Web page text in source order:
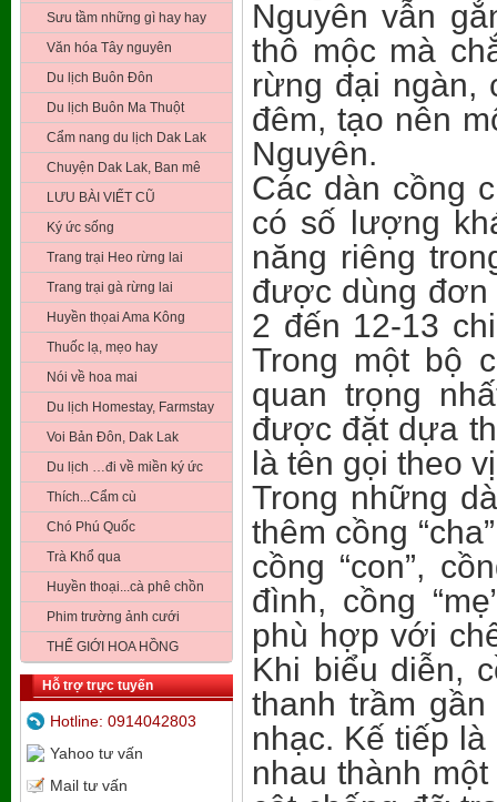
Sưu tầm những gì hay hay
Văn hóa Tây nguyên
Du lịch Buôn Đôn
Du lịch Buôn Ma Thuột
Cẩm nang du lịch Dak Lak
Chuyện Dak Lak, Ban mê
LƯU BÀI VIẾT CŨ
Ký ức sống
Trang trại Heo rừng lai
Trang trại gà rừng lai
Huyền thọai Ama Kông
Thuốc lạ, mẹo hay
Nói về hoa mai
Du lịch Homestay, Farmstay
Voi Bản Đôn, Dak Lak
Du lịch …đi về miền ký ức
Thích...Cẩm cù
Chó Phú Quốc
Trà Khổ qua
Huyền thoại...cà phê chồn
Phim trường ảnh cưới
THẾ GIỚI HOA HỒNG
Hỗ trợ trực tuyến
Hotline: 0914042803
Yahoo tư vấn
Mail tư vấn
Nguyên vẫn
thô mộc mà
rừng đại ngàn,
đêm, tạo nên
Nguyên.
Các dàn cồng
có số lượng
năng riêng
được dùng đơn
2 đến 12-13
Trong một bộ
quan trọng
được đặt dựa
là tên gọi theo
Trong những
thêm cồng
cồng “con”,
đình, cồng
phù hợp với
Khi biểu diễn,
thanh trầm
nhạc. Kế tiếp
nhau thành